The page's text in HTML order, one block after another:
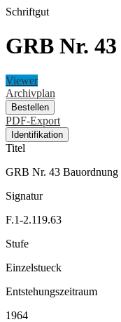
Schriftgut
GRB Nr.
Viewer
Archivplan
Bestellen
PDF-Export
Identifikation
Titel
GRB Nr. 43 Bauordnung
Signatur
F.1-2.119.63
Stufe
Einzelstueck
Entstehungszeitraum
1964